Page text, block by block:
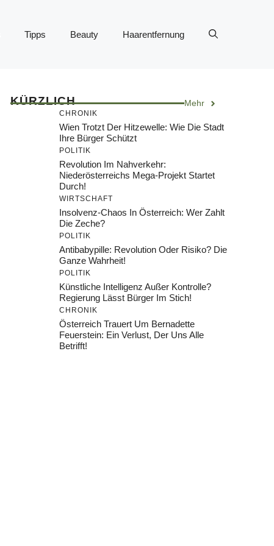
Tipps Beauty Haarentfernung
KÜRZLICH Mehr
CHRONIK
Wien Trotzt Der Hitzewelle: Wie Die Stadt
Ihre Bürger Schützt
POLITIK
Revolution Im Nahverkehr:
Niederösterreichs Mega-Projekt Startet
Durch!
WIRTSCHAFT
Insolvenz-Chaos In Österreich: Wer Zahlt
Die Zeche?
POLITIK
Antibabypille: Revolution Oder Risiko? Die
Ganze Wahrheit!
POLITIK
Künstliche Intelligenz Außer Kontrolle?
Regierung Lässt Bürger Im Stich!
CHRONIK
Österreich Trauert Um Bernadette
Feuerstein: Ein Verlust, Der Uns Alle
Betrifft!